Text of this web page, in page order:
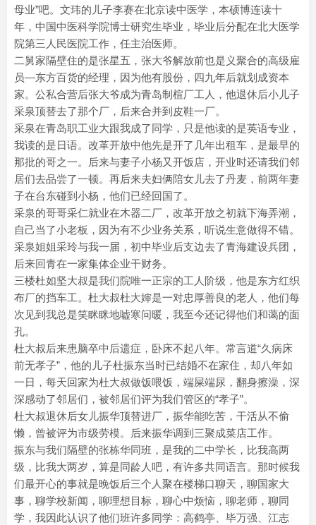
母业”吧。文玮的儿子李赛在北京读中医学，本硕博连读十
年，中国中医科学院博士研究生毕业，毕业后分配在北大医学
院第三人民医院工作，任主治医师。
二舅家隔壁住的是张星五，张大爷解放前也是义聚合的高级雇
员—东方百货的经理，因为他有股份，四九年后就划成资本
家。公私合营后张大爷成为青岛制楦厂工人，他退休后小儿子
采泉顶替去了那个厂，后来合并到皮鞋一厂。
采泉在青岛职工业大跟我成了同学，只是他读的是英语专业，
我读的是日语。改革开放中他先是开了几年出租车，是最早的
那批的哥之一。后来与妻子小杨又开饭店，开业时还请我们邻
居们去品尝了一顿。再后来夫妇俩陪女儿去了丹麦，前两年妻
子在台东碰到小杨，他们已经回国了。
采泉的哥哥采仁就业在木器二厂，改革开放之初就下海弄潮，
自己当了小老板，因为有不少业务关系，听说生意做得不错。
采泉姐姐采玲与我一届，初中毕业后支边去了青海建设兵团，
后来回青在一家集体企业干财务。
三楼杜如坚大叔是我们院唯一正宗的工人阶级，他是东方红织
布厂的挡车工。杜大叔杜大婶是一对忠厚善良的老人，他们每
次见到我总是笑眯眯地嘘寒问暖，我至今还记得他们和蔼的面
孔。
杜大叔后来患脑卒中后遗症，卧床不起八年。常言道“久病床
前无孝子”，他的儿子杜振东当时已结婚不在家住，却八年如
一日，每天回家为杜大叔做饭喂饭，端屎端尿，翻身擦澡，深
深感动了邻居们，被邻居们评为我们管区的“孝子”。
杜大叔退休后女儿振华顶替进厂，振华能吃苦，干活从不偷
懒，曾被评为市级劳模。后来振华调到三聚成菜店工作。
振东与我们隔壁的张栋华同班，是我的二中学长，比我高两
级，比我大两岁，算是同龄人吧，有许多共同语言。那时候我
们最开心的事就是晚饭后三个人聚在楼梯口聊天，聊国家大
事，聊学校新闻，聊理想目标，聊心中烦恼，聊老师，聊同
学，我因此认识了他们班许多同学：高鹤亭、毕万强、江志